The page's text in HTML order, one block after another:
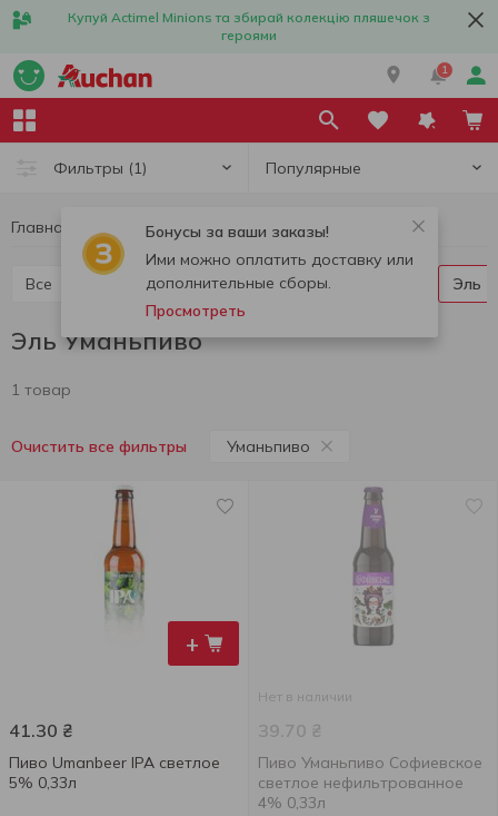
Купуй Actimel Minions та збирай колекцію пляшечок з
героями
1
Фильтры (1) Популярные
Бонусы за ваши заказы!
Ими можно оплатить доставку или
дополнительные сборы.
Просмотреть
Главная Алкоголь Пиво Эль Эль Уманьпиво
Все Светлое пиво Темное пиво Эль
Эль Уманьпиво
1 товар
Очистить все фильтры Уманьпиво
+
41.30 ₴
Пиво Umanbeer IPA светлое
5% 0,33л
Нет в наличии
39.70 ₴
Пиво Уманьпиво Софиевское
светлое нефильтрованное
4% 0,33л